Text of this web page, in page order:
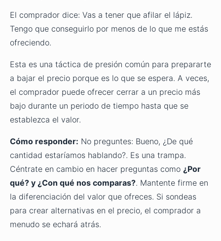
El comprador dice: Vas a tener que afilar el lápiz.
Tengo que conseguirlo por menos de lo que me estás
ofreciendo.
Esta es una táctica de presión común para prepararte
a bajar el precio porque es lo que se espera. A veces,
el comprador puede ofrecer cerrar a un precio más
bajo durante un periodo de tiempo hasta que se
establezca el valor.
Cómo responder: No preguntes: Bueno, ¿De qué
cantidad estaríamos hablando?. Es una trampa.
Céntrate en cambio en hacer preguntas como ¿Por
qué? y ¿Con qué nos comparas?. Mantente firme en
la diferenciación del valor que ofreces. Si sondeas
para crear alternativas en el precio, el comprador a
menudo se echará atrás.